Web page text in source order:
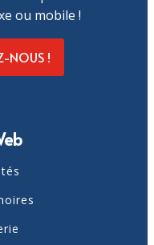
ou mobile !
NOUS !